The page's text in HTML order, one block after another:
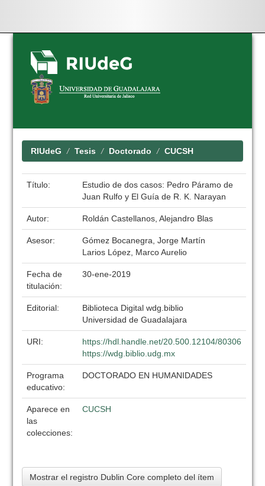
Skip
navigation
RIUdeG Tesis Doctorado CUCSH
Título:
Estudio de dos casos: Pedro Páramo de
Juan Rulfo y El Guía de R. K. Narayan
Autor: Roldán Castellanos, Alejandro Blas
Asesor:
Gómez Bocanegra, Jorge Martín
Larios López, Marco Aurelio
Fecha de
titulación:
30-ene-2019
Editorial:
Biblioteca Digital wdg.biblio
Universidad de Guadalajara
URI:
https://hdl.handle.net/20.500.12104/80306
https://wdg.biblio.udg.mx
Programa
educativo:
DOCTORADO EN HUMANIDADES
Aparece en
las
colecciones:
CUCSH
Mostrar el registro Dublin Core completo del ítem